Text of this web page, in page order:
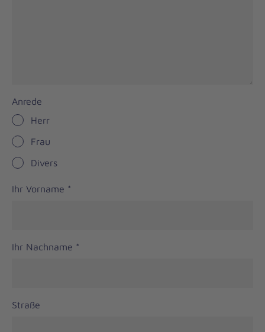
Anrede
Herr
Frau
Divers
Ihr Vorname *
Ihr Nachname *
Straße